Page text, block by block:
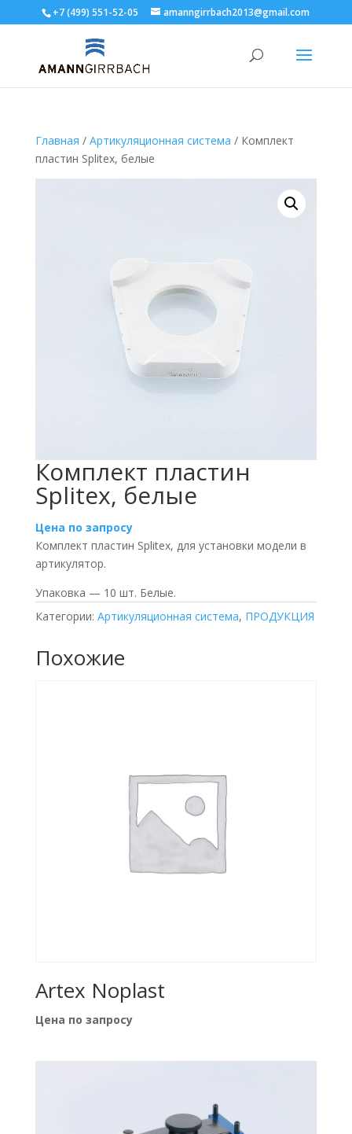
+7 (499) 551-52-05 amanngirrbach2013@gmail.com
Главная / Артикуляционная система / Комплект
пластин Splitex, белые
Комплект пластин
Splitex, белые
Цена по запросу
Комплект пластин Splitex, для установки модели в
артикулятор.
Упаковка — 10 шт. Белые.
Категории: Артикуляционная система, ПРОДУКЦИЯ
Похожие
Artex Noplast
Цена по запросу